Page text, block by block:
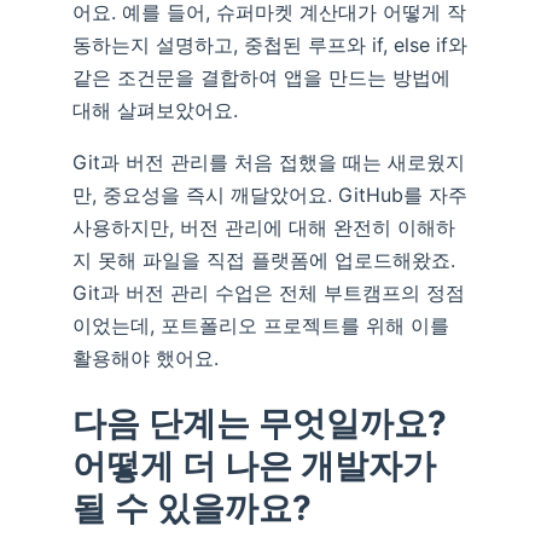
어요. 예를 들어, 슈퍼마켓 계산대가 어떻게 작
동하는지 설명하고, 중첩된 루프와 if, else if와
같은 조건문을 결합하여 앱을 만드는 방법에
대해 살펴보았어요.
Git과 버전 관리를 처음 접했을 때는 새로웠지
만, 중요성을 즉시 깨달았어요. GitHub를 자주
사용하지만, 버전 관리에 대해 완전히 이해하
지 못해 파일을 직접 플랫폼에 업로드해왔죠.
Git과 버전 관리 수업은 전체 부트캠프의 정점
이었는데, 포트폴리오 프로젝트를 위해 이를
활용해야 했어요.
다음 단계는 무엇일까요?
어떻게 더 나은 개발자가
될 수 있을까요?